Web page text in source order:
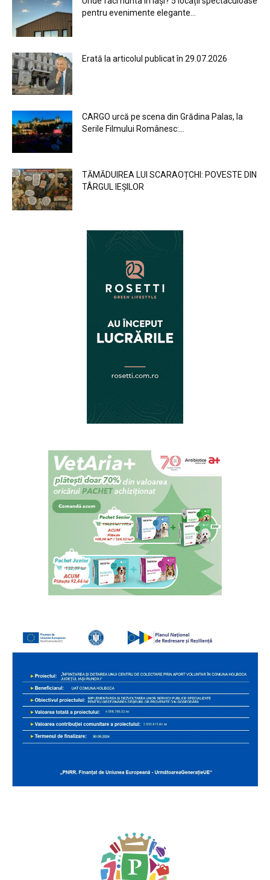
pentru evenimente elegante...
Erată la articolul publicat în 29.07.2026
CARGO urcă pe scena din Grădina Palas, la
Serile Filmului Românesc:...
TĂMĂDUIREA LUI SCARAOȚCHI: POVESTE DIN
TÂRGUL IEȘILOR